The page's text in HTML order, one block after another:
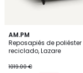
AM.PM
Reposapiés de poliéster
reciclado, Lazare
1019.00 €
3
Colores